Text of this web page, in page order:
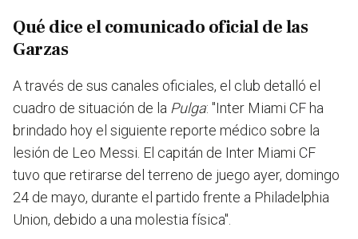
Qué dice el comunicado oficial de las
Garzas
A través de sus canales oficiales, el club detalló el
cuadro de situación de la Pulga: "Inter Miami CF ha
brindado hoy el siguiente reporte médico sobre la
lesión de Leo Messi. El capitán de Inter Miami CF
tuvo que retirarse del terreno de juego ayer, domingo
24 de mayo, durante el partido frente a Philadelphia
Union, debido a una molestia física".